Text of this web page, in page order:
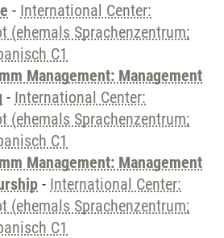
- International Center:
(ehemals Sprachenzentrum;
C1
Management: Management
- International Center:
(ehemals Sprachenzentrum;
C1
Management: Management
- International Center:
(ehemals Sprachenzentrum;
C1